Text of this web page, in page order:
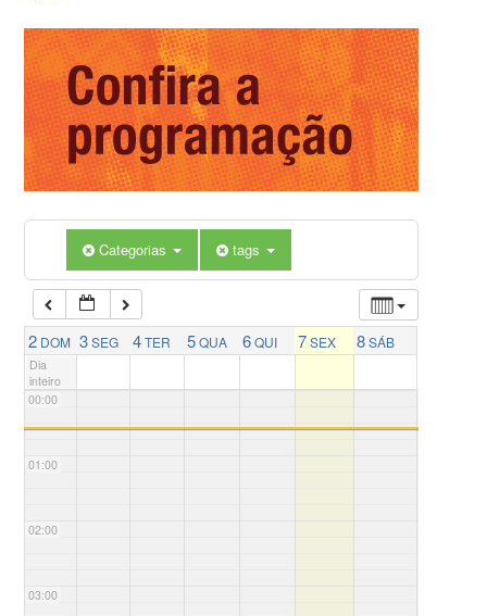
Categorias tags
2 DOM 3SEG 4TER 5QUA 6QUI 7SEX 8SÁB
Dia
inteiro
00:00
01:00
02:00
03:00